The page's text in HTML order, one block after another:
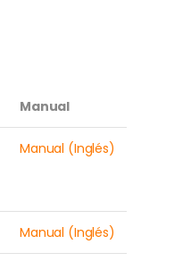
Manual
Manual (Inglés)
Manual (Inglés)